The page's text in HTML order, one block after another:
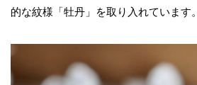
的な紋様「牡丹」を取り入れています。